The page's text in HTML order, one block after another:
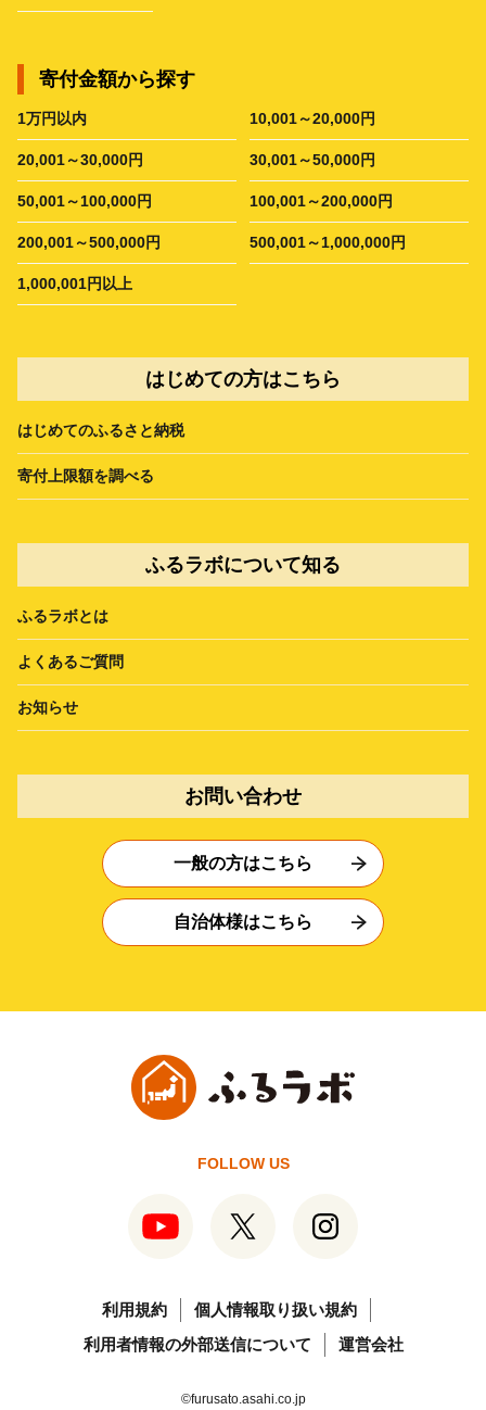
寄付金額から探す
1万円以内 10,001～20,000円
20,001～30,000円 30,001～50,000円
50,001～100,000円 100,001～200,000円
200,001～500,000円 500,001～1,000,000円
1,000,001円以上
はじめての方はこちら
はじめてのふるさと納税
寄付上限額を調べる
ふるラボについて知る
ふるラボとは
よくあるご質問
お知らせ
お問い合わせ
一般の方はこちら
自治体様はこちら
FOLLOW US
利用規約
個人情報取り扱い規約
利用者情報の外部送信について
運営会社
©furusato.asahi.co.jp